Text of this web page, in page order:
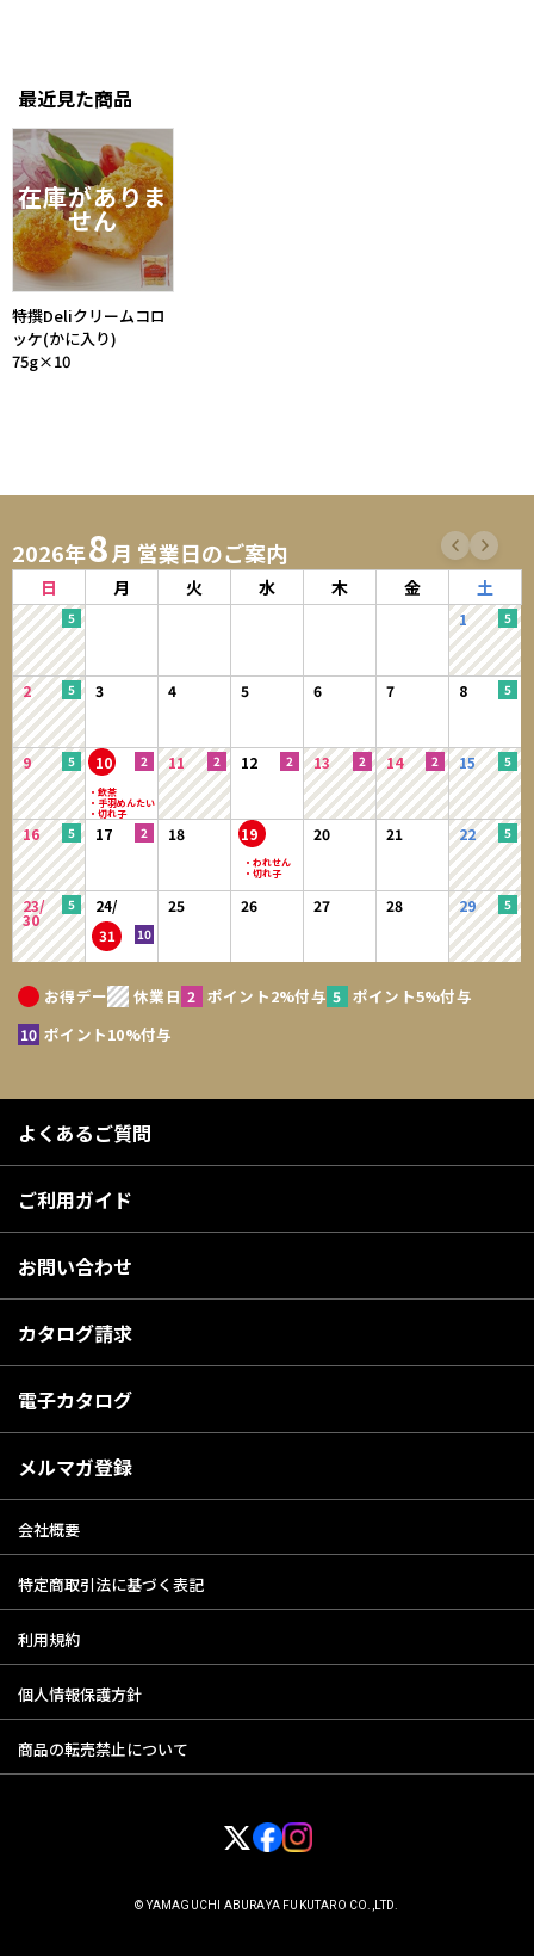
最近見た商品
特撰Deliクリームコロ
ッケ(かに入り)
75g×10
2026年8月 営業日のご案内
日 月 火 水 木 金 土
1
2 3 4 5 6 7 8
9 10 11 12 13 14 15
16 17 18 19 20 21 22
23/
30
24/
31
25 26 27 28 29
お得デー 休業日 ポイント2%付与
ポイント5%付与
ポイント10%付与
よくあるご質問
ご利用ガイド
お問い合わせ
カタログ請求
電子カタログ
メルマガ登録
会社概要
特定商取引法に基づく表記
利用規約
個人情報保護方針
商品の転売禁止について
© YAMAGUCHI ABURAYA FUKUTARO CO.,LTD.